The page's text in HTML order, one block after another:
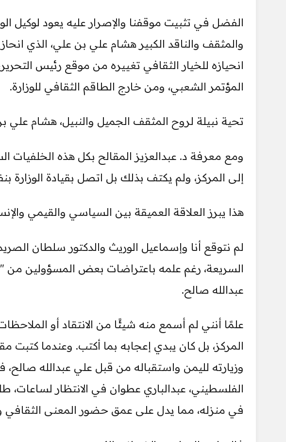
الفضل في تثبيت موقفنا والإصرار عليه يعود لوكيل
والمثقف والناقد الكبير هشام علي بن علي، الذي
انحيازه للخيار الثقافي تغييره من موقع رئيس
المؤتمر الشعبي، ومن خارج الطاقم الثقافي للوزارة.
تحية نبيلة لروح المثقف الجميل والنبيل، هشام علي
ومع معرفة د. عبدالعزيز المقالح بكل هذه الخلفيات
إلى المركز، ولم يكتف بذلك بل اتصل بقيادة الوزارة
هذا يبرز العلاقة العميقة بين السياسي والقيمي
لم نتوقع أنا وإسماعيل الوريث والدكتور سلطان
السريعة، رغم علمه باعتراضات بعض المسؤولين من
عبدالله صالح.
علمًا أنني لم أسمع منه شيئًا من الانتقاد أو
المركز، بل كان يبدي إعجابه بما أكتب. وعندما كتبت
وزيارته لليمن واستقباله من قبل علي عبدالله
الفلسطيني، عبدالباري عطوان في الانتظار
في منزله، مما يدل على عمق حضور المعنى الثقافي